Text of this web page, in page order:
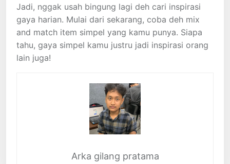
Jadi, nggak usah bingung lagi deh cari inspirasi
gaya harian. Mulai dari sekarang, coba deh mix
and match item simpel yang kamu punya. Siapa
tahu, gaya simpel kamu justru jadi inspirasi orang
lain juga!
Arka gilang pratama